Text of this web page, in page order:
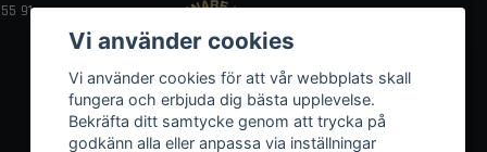
91
Vi använder cookies
Vi använder cookies för att vår webbplats skall
fungera och erbjuda dig bästa upplevelse.
Bekräfta ditt samtycke genom att trycka på
godkänn alla eller anpassa via inställningar